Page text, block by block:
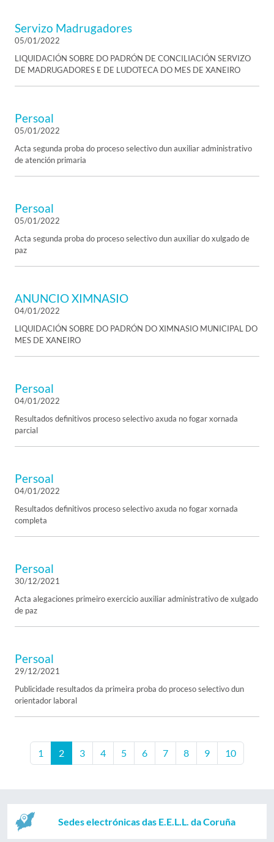
Servizo Madrugadores
05/01/2022
LIQUIDACIÓN SOBRE DO PADRÓN DE CONCILIACIÓN SERVIZO
DE MADRUGADORES E DE LUDOTECA DO MES DE XANEIRO
Persoal
05/01/2022
Acta segunda proba do proceso selectivo dun auxiliar administrativo
de atención primaria
Persoal
05/01/2022
Acta segunda proba do proceso selectivo dun auxiliar do xulgado de
paz
ANUNCIO XIMNASIO
04/01/2022
LIQUIDACIÓN SOBRE DO PADRÓN DO XIMNASIO MUNICIPAL DO
MES DE XANEIRO
Persoal
04/01/2022
Resultados definitivos proceso selectivo axuda no fogar xornada
parcial
Persoal
04/01/2022
Resultados definitivos proceso selectivo axuda no fogar xornada
completa
Persoal
30/12/2021
Acta alegaciones primeiro exercicio auxiliar administrativo de xulgado
de paz
Persoal
29/12/2021
Publicidade resultados da primeira proba do proceso selectivo dun
orientador laboral
1 2 3 4 5 6 7 8 9 10
Sedes electrónicas das E.E.L.L. da Coruña